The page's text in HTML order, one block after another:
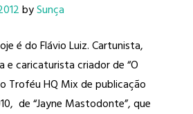
bySunça
é do Flávio Luiz. Cartunista,
e caricaturista criador de “O
Troféu HQ Mix de publicação
de “Jayne Mastodonte”, que